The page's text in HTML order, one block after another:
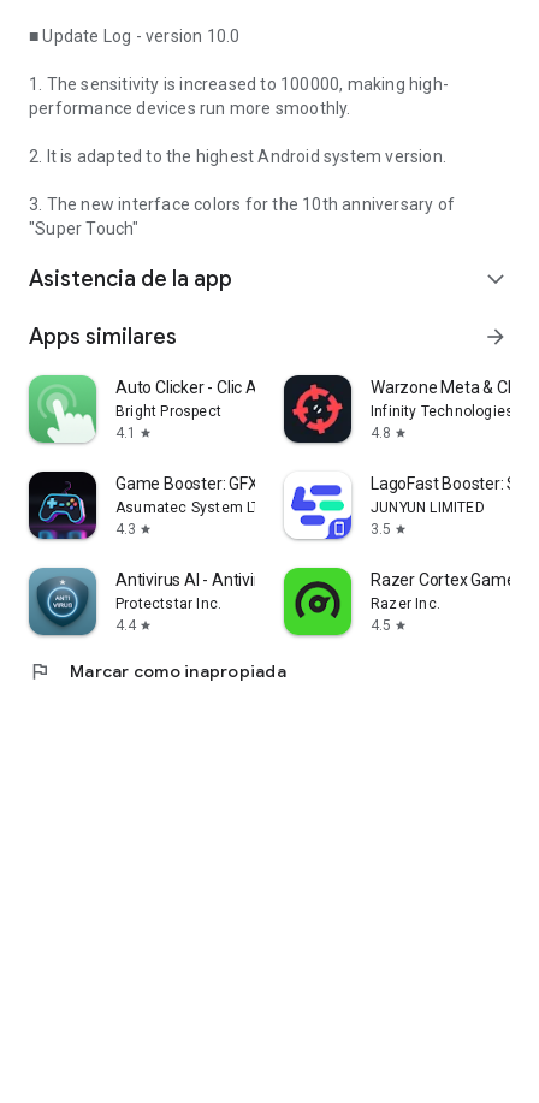
■ Update Log - version 10.0
1. The sensitivity is increased to 100000, making high-
performance devices run more smoothly.
2. It is adapted to the highest Android system version.
3. The new interface colors for the 10th anniversary of
"Super Touch"
Asistencia de la app expand_more
Apps similares arrow_forward
Auto Clicker - Clic Automático
Bright Prospect
4.1
star
Warzone Meta &
Infinity Technologies
4.8 star
Game Booster: GFX & Lag Fix
Asumatec System LTD
4.3 star
LagoFast Booster: Sin
JUNYUN LIMITED
3.5 star
Antivirus AI - Antivirus IA
Protectstar Inc.
4.4 star
Razer Cortex Games:
Razer Inc.
4.5 star
flag Marcar como inapropiada